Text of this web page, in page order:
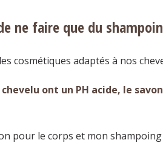
ne faire que du
cosmétiques adaptés à nos
ont un PH acide, le
pour le corps et mon shampoing